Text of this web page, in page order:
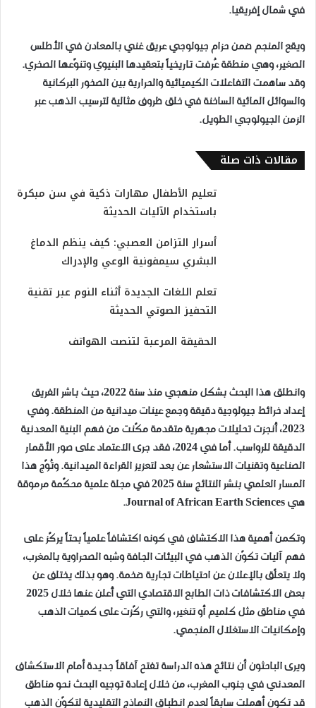
في شمال إفريقيا.
ويقع المنجم ضمن حزام جيولوجي عريق غني بالمعادن في الأطلس
الصغير، وهي منطقة عُرفت تاريخياً بتعقيدها البنيوي وتنوّعها الصخري.
وقد ساهمت التفاعلات الكيميائية والحرارية بين الصخور البركانية
والسوائل المائية الساخنة في خلق ظروف مثالية لترسيب الذهب عبر
الزمن الجيولوجي الطويل.
مقالات ذات صلة
تعليم الأطفال مهارات ذكية في سن مبكرة
باستخدام الآليات الحديثة
أسرار التزامن العصبي: كيف ينظم الدماغ
البشري سيمفونية الوعي والإدراك
تعلم اللغات الجديدة أثناء النوم عبر تقنية
التحفيز الصوتي الحديثة
الحقيقة المرعبة لتنصت الهواتف
وانطلق هذا البحث بشكل منهجي منذ سنة 2022، حيث باشر الفريق
إعداد خرائط جيولوجية دقيقة وجمع عينات ميدانية من المنطقة. وفي
2023، أُنجزت تحليلات مجهرية متقدمة مكّنت من فهم البنية المعدنية
الدقيقة للرواسب. أما في 2024، فقد جرى الاعتماد على صور الأقمار
الصناعية وتقنيات الاستشعار عن بعد لتعزيز القراءة الميدانية. وتُوّج هذا
المسار العلمي بنشر النتائج سنة 2025 في مجلة علمية محكّمة مرموقة
هي Journal of African Earth Sciences.
وتكمن أهمية هذا الاكتشاف في كونه اكتشافاً علمياً بحتاً يركّز على
فهم آليات تكوّن الذهب في البيئات الجافة وشبه الصحراوية بالمغرب،
ولا يتعلّق بالإعلان عن احتياطات تجارية ضخمة. وهو بذلك يختلف عن
بعض الاكتشافات ذات الطابع الاقتصادي التي أُعلن عنها خلال 2025
في مناطق مثل كلميم أو تنغير، والتي ركّزت على كميات الذهب
وإمكانيات الاستغلال المنجمي.
ويرى الباحثون أن نتائج هذه الدراسة تفتح آفاقاً جديدة أمام الاستكشاف
المعدني في جنوب المغرب، من خلال إعادة توجيه البحث نحو مناطق
قد تكون أهملت سابقاً لعدم انطباق النماذج التقليدية لتكوّن الذهب